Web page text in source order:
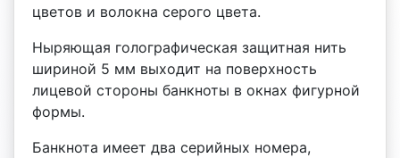
цветов и волокна серого цвета.
Ныряющая голографическая защитная нить
шириной 5 мм выходит на поверхность
лицевой стороны банкноты в окнах фигурной
формы.
Банкнота имеет два серийных номера,